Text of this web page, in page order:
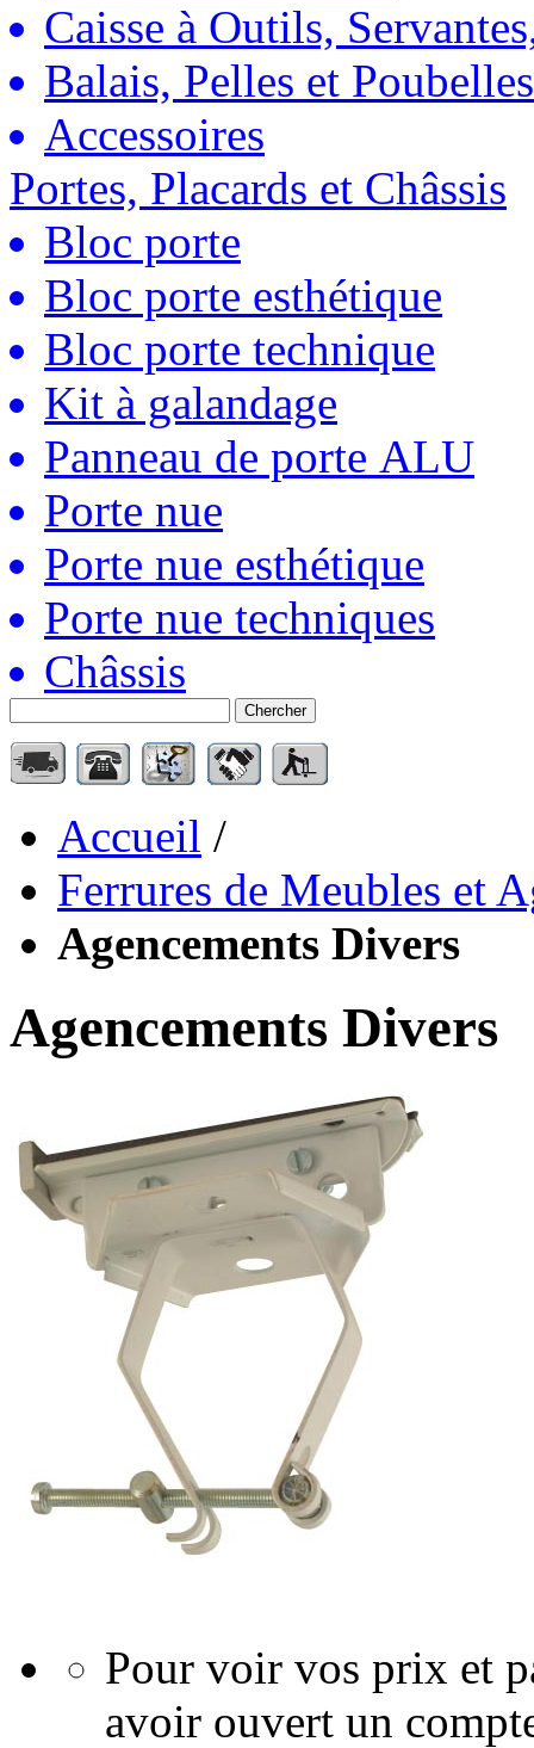
Caisse à Outils,
Balais, Pelles et Poubelles
Accessoires
Portes, Placards et Châssis
Bloc porte
Bloc porte esthétique
Bloc porte technique
Kit à galandage
Panneau de porte ALU
Porte nue
Porte nue esthétique
Porte nue techniques
Châssis
Chercher
Accueil /
Ferrures de Meubles et
Agencements Divers
Agencements Divers
Pour voir vos prix et
avoir ouvert un